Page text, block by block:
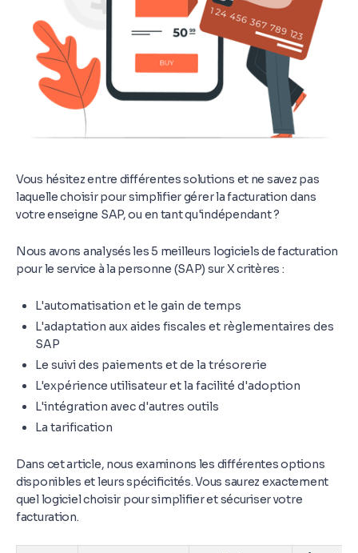
Vous hésitez entre différentes solutions et ne savez pas
laquelle choisir pour simplifier gérer la facturation dans
votre enseigne SAP, ou en tant qu'indépendant ?
Nous avons analysés les 5 meilleurs logiciels de facturation
pour le service à la personne (SAP) sur X critères :
L'automatisation et le gain de temps
L'adaptation aux aides fiscales et règlementaires des
SAP
Le suivi des paiements et de la trésorerie
L'expérience utilisateur et la facilité d'adoption
L'intégration avec d'autres outils
La tarification
Dans cet article, nous examinons les différentes options
disponibles et leurs spécificités. Vous saurez exactement
quel logiciel choisir pour simplifier et sécuriser votre
facturation.